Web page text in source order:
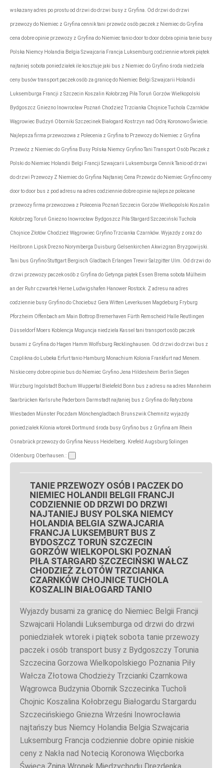
wskazany adres po prostu od drzwi do drzwi busy z Gryfina. Od drzwi do drzwi
przewozy do Niemiec z Gryfina cennik tani przewóz osób paczek z Niemiec do Gryfina
cena dobre opinie przewozy z Gryfina do Niemiec tanio door to door dobra opinia tanie busy
Polska Niemcy Holandia Belgia Szwajcaria Francja Luksemburg codziennie wtorek piątek
najtaniej sobota poniedziałek ile kosztuje jaki bus z Niemiec do Gryfino środa niedziela
ceny busów transport paczek osób za granicę do Niemiec Belgi Szwajcarii Holandii
Luksemburga Francji z Szczecin Koszalin Kołobrzeg Piła Toruń Gorzów Wielkopolski
Bydgoszcz Gniezno Inowrocław Poznań Chodzież Trzcianka Chojnice Tuchola Czarnków
Wągrowiec Budzyń Oborniki Szczecinek Białogard Kostrzyn nad Odrą Koronowo Świecie.
Najlepsza firma przewozowa z Polecenia z Gryfina to Przewozy do Niemiec z Gryfina
Przewóz z Niemiec do Gryfina Busy Polska Niemcy Gryfino Tani Transport Osób Paczek z
Polski do Niemiec Holandii Belgi Francji Szwajcarii Luksemburga Cennik Tanio od drzwi
do drzwi Przewozy Z Niemiec do Gryfina Najtaniej Cena Przewóz do Niemiec Gryfino ceny
door to door bus z pod adresu na adres codziennie dobre opinie najlepsze polecane
przewozy firma przewozowa z Polecenia Poznań Szczecin Gorzów Wielkopolski Koszalin
Kołobrzeg Toruń Gniezno Inowrocław Bydgoszcz Piła Stargard Szczeciński Tuchola
Chojnice Złotów Chodzież Wągrowiec Gryfino Trzcianka Czarnków. Wyjazdy z oraz do
Heilbronn Lipsk Drezno Norymberga Duisburg Gelsenkirchen Akwizgran Bryzgowijski.
Tani bus Gryfino Stuttgart Bergisch Gladbach Erlangen Trewir Salzgitter Ulm. Od drzwi do
drzwi przewozy paczek osób z Gryfina do Getynga piątek Essen Brema sobota Mülheim
an der Ruhr czwartek Herne Ludwigshafen Hanower Rostock. Z adresu na adres
codziennie busy Gryfino do Chociebuż Gera Witten Leverkusen Magdeburg Fryburg
Pforzheim Offenbach am Main Bottrop Bremerhaven Fürth Remscheid Halle Reutlingen
Düsseldorf Moers Koblencja Moguncja niedziela Kassel tani transport osób paczek
busami z Gryfina do Hagen Hamm Wolfsburg Recklinghausen. Od drzwi do drzwi bus z
Czaplikna do Lubeka Erfurt tanio Hamburg Monachium Kolonia Frankfurt nad Menem.
Niskie ceny dobre opinie bus do Niemiec Gryfino Jena Hildesheim Berlin Siegen
Würzburg Ingolstadt Bochum Wuppertal Bielefeld Bonn bus z adresu na adres Mannheim
Saarbrücken Karlsruhe Paderborn Darmstadt najtaniej bus z Gryfina do Ratyzbona
Wiesbaden Münster Poczdam Mönchengladbach Brunszwik Chemnitz wyjazdy
poniedziałek Kilonia wtorek Dortmund środa busy Gryfino bus z Gryfina am Rhein
Osnabrück przewozy do Gryfina Neuss Heidelberg. Krefeld Augsburg Solingen
Oldenburg Oberhausen.:
TANIE PRZEWOZY OSÓB I PACZEK DO
NIEMIEC HOLANDII BELGII FRANCJI
CODZIENNIE OD DRZWI DO DRZWI
NAJTANIEJ BUSY POLSKA NIEMCY
HOLANDIA BELGIA SZWAJCARIA
FRANCJA LUKSEMBURT BUS Z
BYDOSZCZ TORUŃ SZCZECIN
GORZÓW WIELKOPOLSKI POZNAŃ
PIŁA STARGARD SZCZECIŃSKI WAŁCZ
CHODZIEŻ ZŁOTÓW TRZCIANKA
CZARNKÓW CHOJNICE TUCHOLA
KOSZALIN BIAŁOGARD TANIO
Wyjazdy busami za granicę do Niemiec Belgii Francji
Szwajcarii Holandii Luksemburga od drzwi do drzwi
poniedziałek wtorek i piątek sobota tanie przewozy
paczek i osób transport busy z Bydgoszczy Torunia
Szczecina Gorzowa Wielkopolskiego Poznania Piły
Wałcza Złotowa Chodzieży Trzcianki Czarnkowa
Wągrowca Budzynia Obornik Szczecinka Tucholi
Chojnic Koszalina Kołobrzegu Białogardu Stargardu
Szczecińskiego Gniezna Wrześni Inowrocławia
najtańszy bus Niemcy Holandia Belgia Szwajcaria
Luksemburg Francja codziennie dobre opinie niskie
ceny z Nakła nad Notecią Koronowa Więcborka